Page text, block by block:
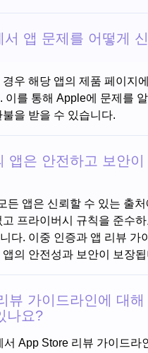
서 앱 문제를 어떻게
우 해당 앱의 제품 페이지
이를 통해 Apple에 문제를
을 받을 수 있습니다.
앱은 안전하고 보안
든 앱은 신뢰할 수 있는 출처
프라이버시 규칙을 준수
다. 이중 인증과 앱 리뷰 가
의 안전성과 보안이 보장
뷰 가이드라인에 대해
나요?
App Store 리뷰 가이드라